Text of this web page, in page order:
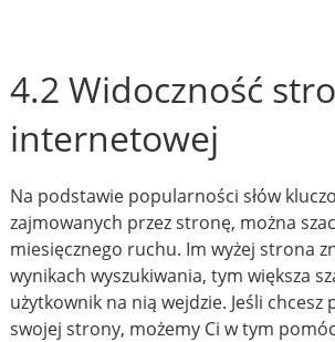
4.2 Widoczność
internetowej
Na podstawie popularności słów
zajmowanych przez stronę, można
miesięcznego ruchu. Im wyżej strona
wynikach wyszukiwania, tym większa
użytkownik na nią wejdzie. Jeśli chcesz
swojej strony, możemy Ci w tym